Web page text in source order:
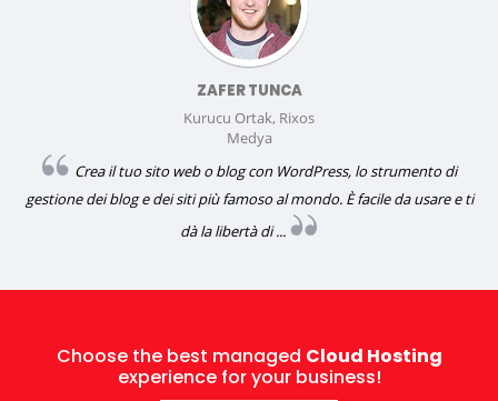
ZAFER TUNCA
Kurucu Ortak, Rixos
Medya
Crea il tuo sito web o blog con WordPress, lo strumento di
gestione dei blog e dei siti più famoso al mondo. È facile da usare e ti
dà la libertà di ...
Choose the best managed Cloud Hosting
experience for your business!